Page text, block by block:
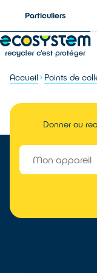
Particuliers
Accueil Points de
Donner ou